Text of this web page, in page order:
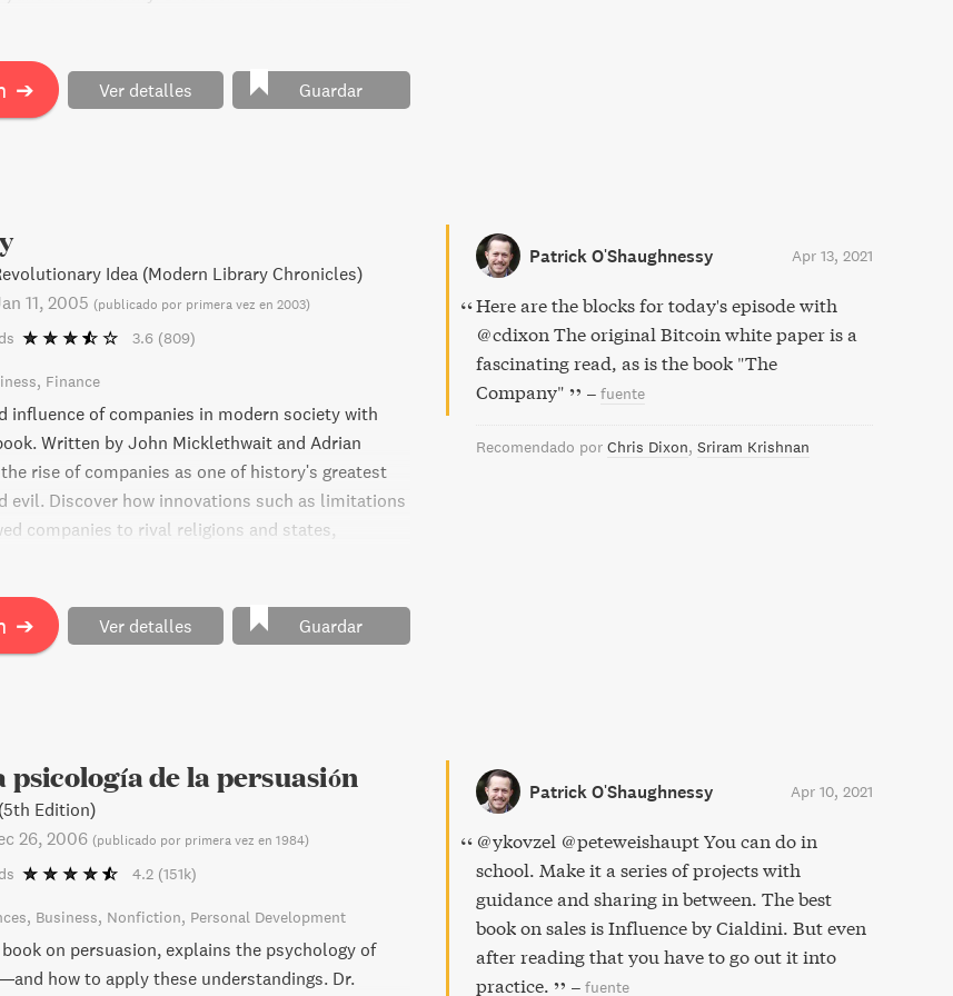
la reaccion que tenga la otra persona.
de la vida diaria, Conversaciones dificiles sera
para tratar con todas las personas
todo tipo de conversaciones en las que nos
importante.
goods and services, and how luxury brands
Armani, The Luxury Strategy is your guide to
businesses into worldwide successes.
➔ Ver detalles Guardar
Idea (Modern Library Chronicles)
11, 2005 (publicado por primera vez en 2003)
3.6 (809)
Finance
influence of companies in modern society with
Written by John Micklethwait and Adrian
rise of companies as one of history's greatest
evil. Discover how innovations such as limitations
companies to rival religions and states,
human affairs with surprising exemption from
four centuries and helps make sense of today's
➔ Ver detalles Guardar
Patrick O'Shaughnessy Apr 13, 2021
Here are the blocks for today's episode with
@cdixon The original Bitcoin white paper is a
fascinating read, as is the book "The
Company"
– fuente
Recomendado por Chris Dixon Sriram Krishnan
psicología de la persuasión
Edition)
26, 2006 (publicado por primera vez en 1984)
4.2 (151k)
Business Nonfiction Personal Development
on persuasion, explains the psychology of
how to apply these understandings. Dr.
Patrick O'Shaughnessy Apr 10, 2021
@ykovzel @peteweishaupt You can do in
school. Make it a series of projects with
guidance and sharing in between. The best
book on sales is Influence by Cialdini. But even
after reading that you have to go out it into
practice.
– fuente